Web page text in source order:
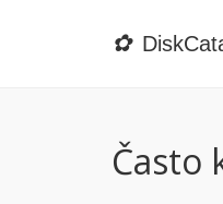
✿
Často